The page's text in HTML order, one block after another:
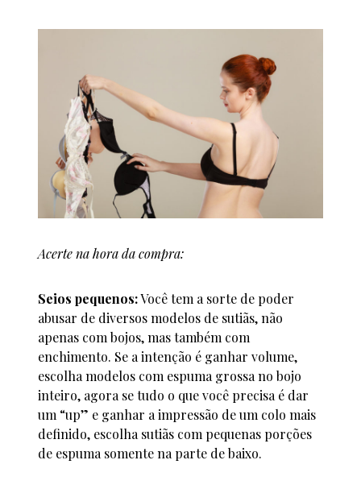
Acerte na hora da compra:
Seios pequenos:Você tem a sorte de poder
abusar de diversos modelos de sutiãs, não
apenas com bojos, mas também com
enchimento. Se a intenção é ganhar volume,
escolha modelos com espuma grossa no bojo
inteiro, agora se tudo o que você precisa é dar
um “up” e ganhar a impressão de um colo mais
definido, escolha sutiãs com pequenas porções
de espuma somente na parte de baixo.